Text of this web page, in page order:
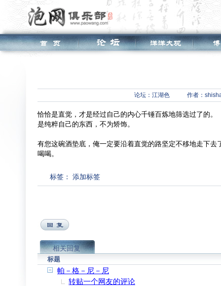
论坛： 江湖色 作者：
恰恰是直觉，才是经过自己的内心千锤百炼地筛选过了的。
是纯粹自己的东西，不为矫饰。
有您这碗酒垫底，俺一定要沿着直觉的路坚定不移地走下去
喝喝。
标签： 添加标签
相关回复
标题
帕－格－尼－尼
转贴一个网友的评论